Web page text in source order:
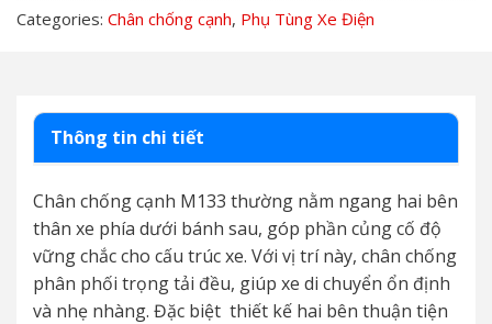
Categories: Chân chống cạnh, Phụ Tùng Xe Điện
Thông tin chi tiết
Chân chống cạnh M133 thường nằm ngang hai bên
thân xe phía dưới bánh sau, góp phần củng cố độ
vững chắc cho cấu trúc xe. Với vị trí này, chân chống
phân phối trọng tải đều, giúp xe di chuyển ổn định
và nhẹ nhàng. Đặc biệt thiết kế hai bên thuận tiện